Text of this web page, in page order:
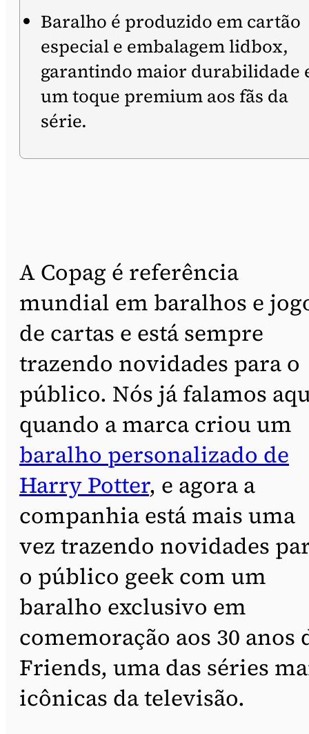
Baralho é produzido em cartão
especial e embalagem lidbox,
garantindo maior durabilidade
um toque premium aos fãs da
série.
A Copag é referência
mundial em baralhos e
de cartas e está sempre
trazendo novidades para o
público. Nós já falamos
quando a marca criou um
baralho personalizado de
Harry Potter, e agora a
companhia está mais uma
vez trazendo novidades
o público geek com um
baralho exclusivo em
comemoração aos 30 anos
Friends, uma das séries
icônicas da televisão.